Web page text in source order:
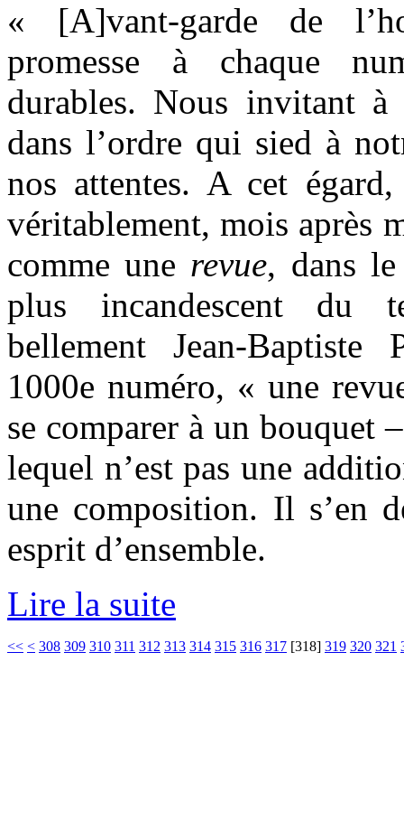
« [A]vant-garde de
promesse à chaque
durables. Nous invitant
dans l’ordre qui sied à
nos attentes. A cet
véritablement, mois après
comme une revue, dans
plus incandescent du
bellement Jean-
1000e numéro, « une
se comparer à un bouquet
lequel n’est pas une
une composition. Il s’en
esprit d’ensemble.
Lire la suite
<< < 308 309 310 311 312 313 314 315 316 317 [318] 319 320 321